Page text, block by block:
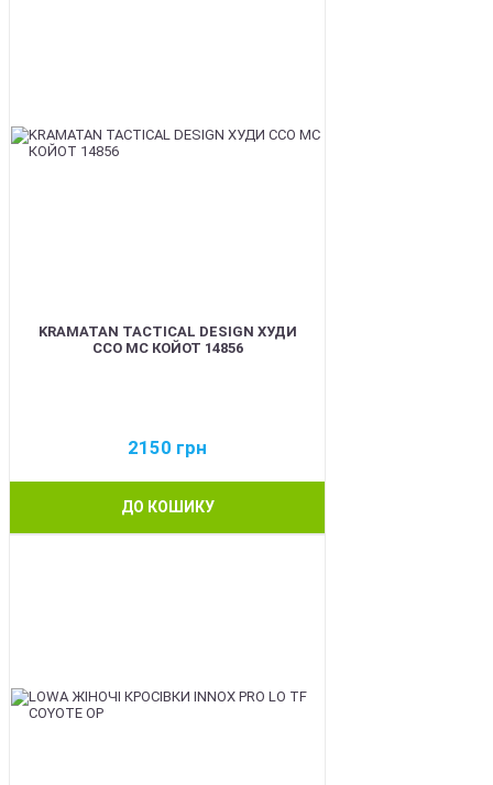
KRAMATAN TACTICAL DESIGN ХУДИ
ССО МС КОЙОТ 14856
2150 грн
ДО КОШИКУ